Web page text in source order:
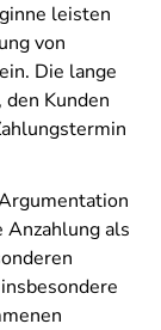
leisten
von
Die lange
Kunden
Anzahlung als